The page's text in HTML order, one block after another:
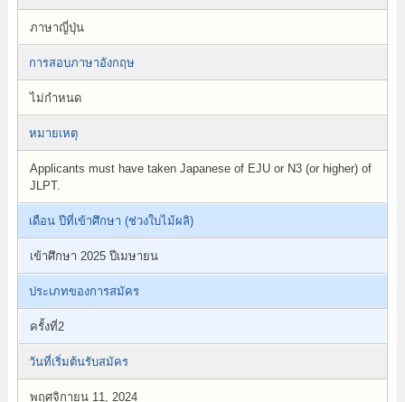
ภาษาญี่ปุ่น
การสอบภาษาอังกฤษ
ไม่กำหนด
หมายเหตุ
Applicants must have taken Japanese of EJU or N3 (or higher) of
JLPT.
เดือน ปีที่เข้าศึกษา (ช่วงใบไม้ผลิ)
เข้าศึกษา 2025 ปีเมษายน
ประเภทของการสมัคร
ครั้งที่2
วันที่เริ่มต้นรับสมัคร
พฤศจิกายน 11, 2024